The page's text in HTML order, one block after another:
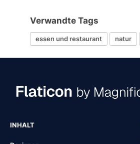
Verwandte Tags
essen und restaurant natur
INHALT